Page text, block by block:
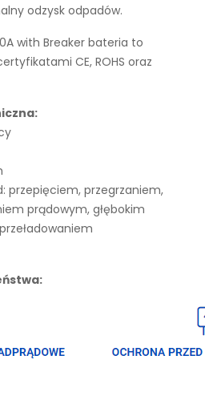
odzysk odpadów.
with Breaker bateria to
CE, ROHS oraz
przepięciem, przegrzaniem,
prądowym, głębokim